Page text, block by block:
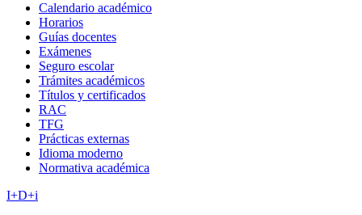
Calendario académico
Horarios
Guías docentes
Exámenes
Seguro escolar
Trámites académicos
Títulos y certificados
RAC
TFG
Prácticas externas
Idioma moderno
Normativa académica
I+D+i